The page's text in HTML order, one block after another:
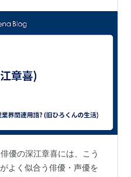
優の深江章喜には、こう
よく似合う俳優・声優を